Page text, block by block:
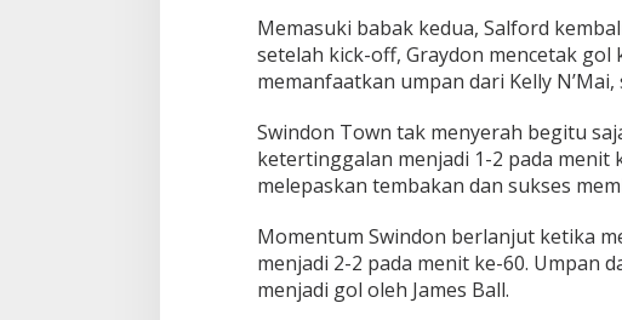
r
a
n
K
e
m
p
P
i
a
Memasuki babak kedua, Salford
setelah kick-off, Graydon mencetak gol
memanfaatkan umpan dari Kelly
Swindon Town tak menyerah begitu
ketertinggalan menjadi 1-2 pada menit
melepaskan tembakan dan sukses
Momentum Swindon berlanjut ketika
menjadi 2-2 pada menit ke-60. Umpan
menjadi gol oleh James Ball.